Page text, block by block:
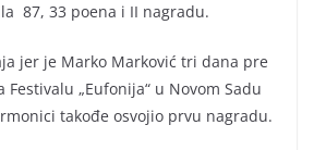
87, 33 poena i II nagradu.
jer je Marko Marković tri dana pre
Festivalu „Eufonija“ u Novom Sadu
takođe osvojio prvu nagradu.